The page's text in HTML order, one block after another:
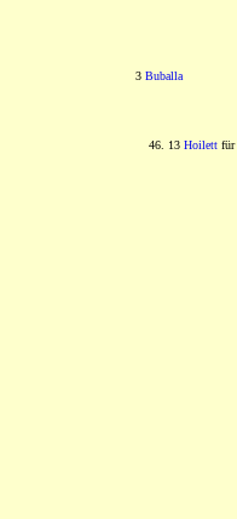
3 Buballa
46. 13 Hoilettfür